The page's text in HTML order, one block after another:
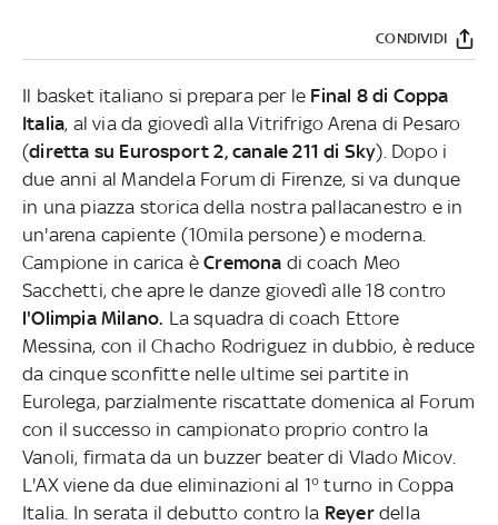
CONDIVIDI
Il basket italiano si prepara per le Final 8 di Coppa
Italia, al via da giovedì alla Vitrifrigo Arena di Pesaro
(diretta su Eurosport 2, canale 211 di Sky). Dopo i
due anni al Mandela Forum di Firenze, si va dunque
in una piazza storica della nostra pallacanestro e in
un'arena capiente (10mila persone) e moderna.
Campione in carica èCremona di coach Meo
Sacchetti, che apre le danze giovedì alle 18 contro
l'Olimpia Milano. La squadra di coach Ettore
Messina, con il Chacho Rodriguez in dubbio, è reduce
da cinque sconfitte nelle ultime sei partite in
Eurolega, parzialmente riscattate domenica al Forum
con il successo in campionato proprio contro la
Vanoli, firmata da un buzzer beater di Vlado Micov.
L'AX viene da due eliminazioni al 1° turno in Coppa
Italia. In serata il debutto contro la Reyerdella